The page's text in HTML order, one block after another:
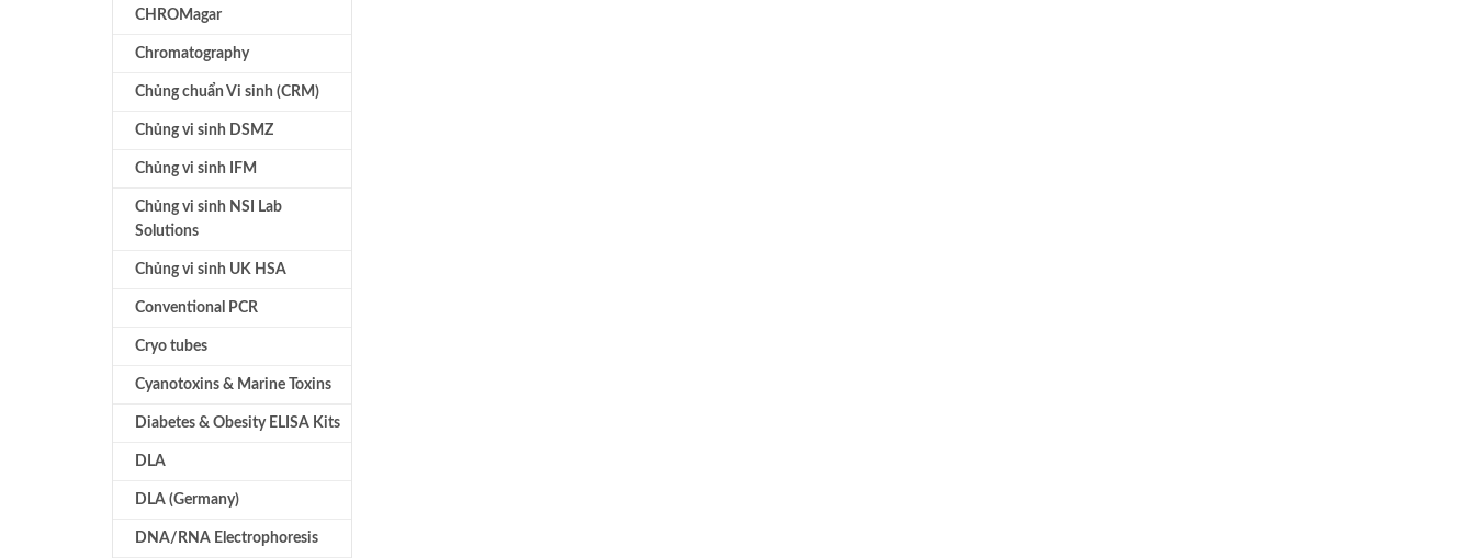
CHROMagar
Chromatography
Chủng chuẩn Vi sinh (CRM)
Chủng vi sinh DSMZ
Chủng vi sinh IFM
Chủng vi sinh NSI Lab
Solutions
Chủng vi sinh UK HSA
Conventional PCR
Cryo tubes
Cyanotoxins & Marine Toxins
Diabetes & Obesity ELISA Kits
DLA
DLA (Germany)
DNA/RNA Electrophoresis